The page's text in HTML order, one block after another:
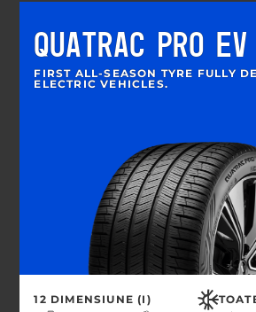
QUATRAC PRO EV
FIRST ALL-SEASON TYRE FULLY
ELECTRIC VEHICLES.
12 DIMENSIUNE (I)